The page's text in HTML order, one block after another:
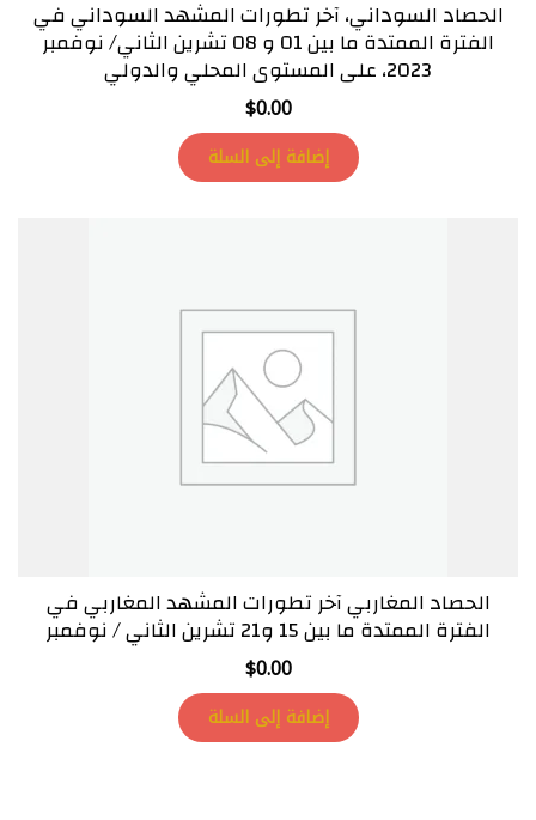
الحصاد السوداني، آخر تطورات المشهد السوداني في
الفترة الممتدة ما بين 01 و 08 تشرين الثاني/ نوفمبر
2023، على المستوى المحلي والدولي
$0.00
إضافة إلى السلة
الحصاد المغاربي آخر تطورات المشهد المغاربي في
الفترة الممتدة ما بين 15 و21 تشرين الثاني / نوفمبر
$0.00
إضافة إلى السلة